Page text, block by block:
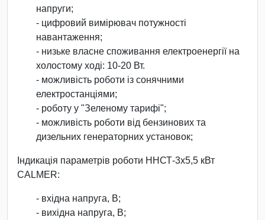
напруги;
- цифровий вимірювач потужності
навантаження;
- низьке власне споживання електроенергії на
холостому ході: 10-20 Вт.
- можливість роботи із сонячними
електростанціями;
- роботу у "Зеленому тарифі";
- можливість роботи від бензинових та
дизельних генераторних установок;
Індикація параметрів роботи ННСТ-3х5,5 кВт
CALMER:
- вхідна напруга, В;
- вихідна напруга, В;